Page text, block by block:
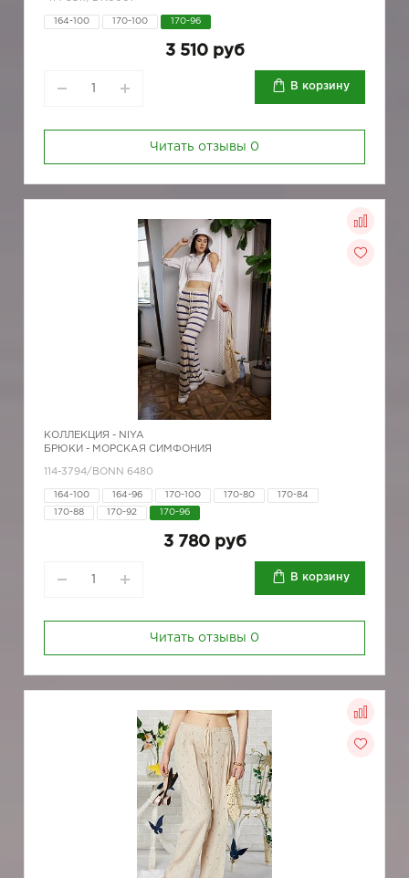
164-100 170-100 170-96
3 510 руб
В корзину
Читать отзывы 0
КОЛЛЕКЦИЯ - NIYA
БРЮКИ - МОРСКАЯ СИМФОНИЯ
114-3794/BONN 6480
164-100 164-96 170-100 170-80 170-84
170-88 170-92 170-96
3 780 руб
В корзину
Читать отзывы 0